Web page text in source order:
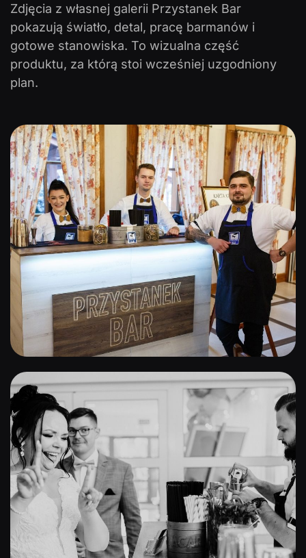
Zdjęcia z własnej galerii Przystanek Bar
pokazują światło, detal, pracę barmanów i
gotowe stanowiska. To wizualna część
produktu, za którą stoi wcześniej uzgodniony
plan.